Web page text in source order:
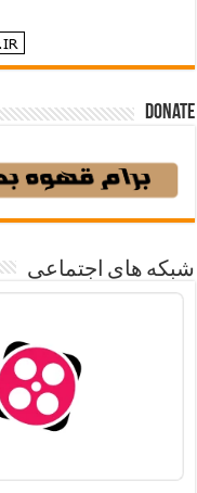
Donate
شبکه های اجتماعی